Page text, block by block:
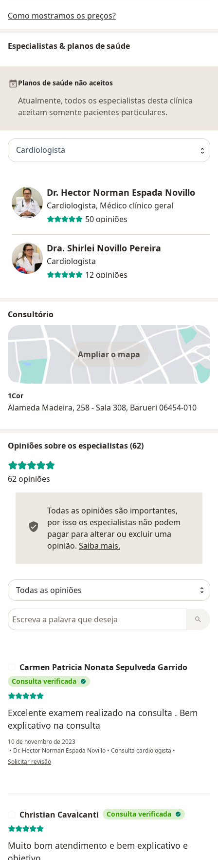
Como mostramos os preços?
Especialistas & planos de saúde
Planos de saúde não aceitos
Atualmente, todos os especialistas desta clínica
aceitam somente pacientes particulares.
Cardiologista
Dr. Hector Norman Espada Novillo
Cardiologista, Médico clínico geral
50 opiniões
Dra. Shirlei Novillo Pereira
Cardiologista
12 opiniões
Consultório
Ampliar o mapa
1Cor
Alameda Madeira, 258 - Sala 308, Barueri 06454-010
Opiniões sobre os especialistas (62)
62 opiniões
Todas as opiniões são importantes,
por isso os especialistas não podem
pagar para alterar ou excluir uma
opinião. Saiba mais.
Pesquisar em opiniões
Carmen Patricia Nonata Sepulveda Garrido
Consulta verificada
Excelente examem realizado na consulta . Bem
explicativo na consulta
10 de novembro de 2023
• Dr. Hector Norman Espada Novillo • Consulta cardiologista •
na opinião do utilizador Carmen Patricia Nonata Sepulveda Garrido
Solicitar revisão
Christian Cavalcanti Consulta verificada
Muito bom atendimento e bem explicativo e